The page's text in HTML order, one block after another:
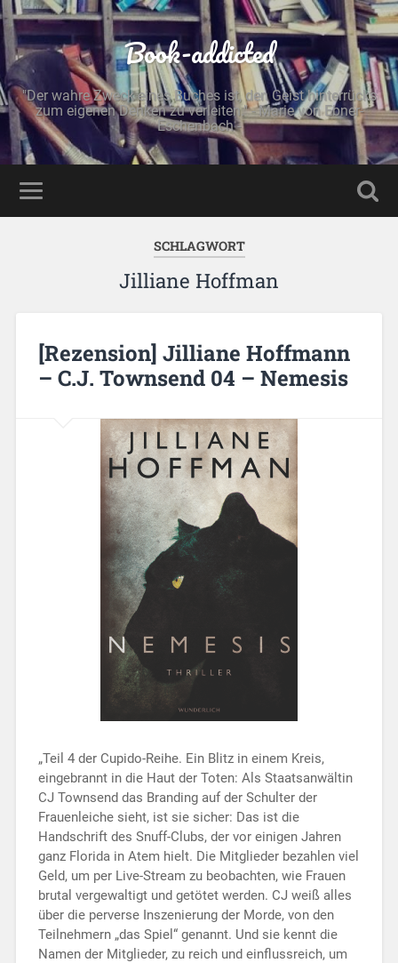
Book-addicted
"Der wahre Zweck eines Buches ist, den Geist hinterrücks
zum eigenen Denken zu verleiten." - Marie von Ebner-
Eschenbach -
SCHLAGWORT
Jilliane Hoffman
[Rezension] Jilliane Hoffmann
– C.J. Townsend 04 – Nemesis
„Teil 4 der Cupido-Reihe. Ein Blitz in einem Kreis,
eingebrannt in die Haut der Toten: Als Staatsanwältin
CJ Townsend das Branding auf der Schulter der
Frauenleiche sieht, ist sie sicher: Das ist die
Handschrift des Snuff-Clubs, der vor einigen Jahren
ganz Florida in Atem hielt. Die Mitglieder bezahlen viel
Geld, um per Live-Stream zu beobachten, wie Frauen
brutal vergewaltigt und getötet werden. CJ weiß alles
über die perverse Inszenierung der Morde, von den
Teilnehmern „das Spiel“ genannt. Und sie kennt die
Namen der Mitglieder, zu reich und einflussreich, um